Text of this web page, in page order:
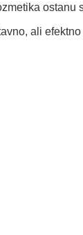
ostanu
ali